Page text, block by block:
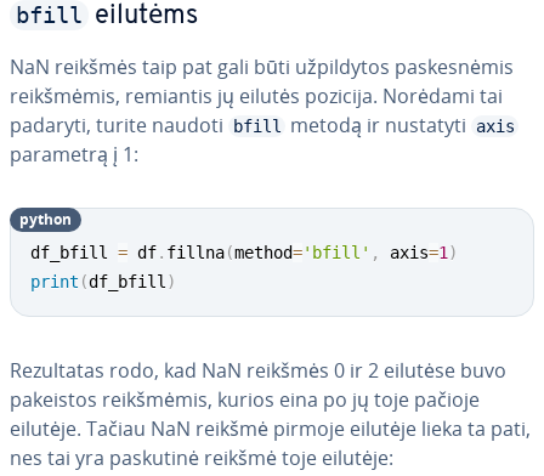
bfill eilutėms
NaN reikšmės taip pat gali būti už­pil­dy­tos pas­kes­nė­mis
reikš­mė­mis, remiantis jų eilutės pozicija. Norėdami tai
padaryti, turite naudoti
bfill metodą ir nustatyti axis
parametrą į 1:
df_bfill = df. fillna(method='bfill' , axis=1 )
print (df_bfill )
python
Re­zul­ta­tas rodo, kad NaN reikšmės 0 ir 2 eilutėse buvo
pakeistos reikš­mė­mis, kurios eina po jų toje pačioje
eilutėje. Tačiau NaN reikšmė pirmoje eilutėje lieka ta pati,
nes tai yra paskutinė reikšmė toje eilutėje: